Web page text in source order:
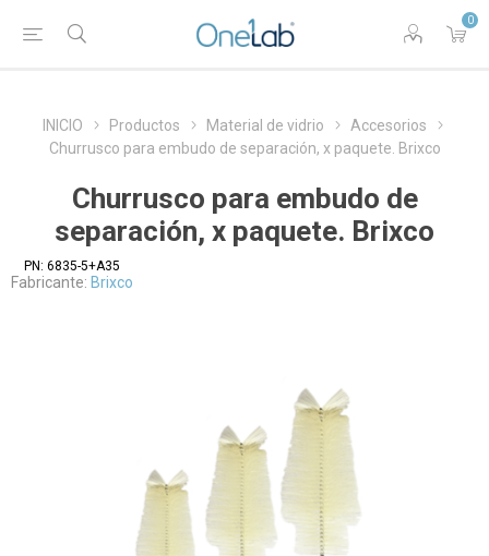
0
INICIO Productos Material de vidrio
Accesorios
Churrusco para embudo de separación, x paquete. Brixco
Churrusco para embudo de
separación, x paquete. Brixco
PN: 6835-5+A35
Fabricante: Brixco